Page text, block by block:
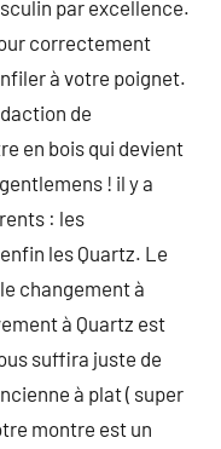
par excellence.
correctement
à votre poignet.
de
en bois qui devient
! il y a
: les
les Quartz. Le
changement à
à Quartz est
suffira juste de
à plat ( super
montre est un